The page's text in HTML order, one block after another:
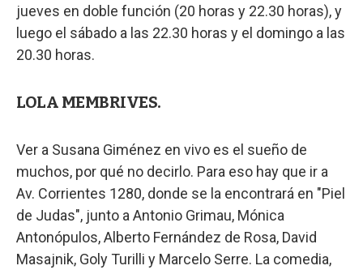
jueves en doble función (20 horas y 22.30 horas), y
luego el sábado a las 22.30 horas y el domingo a las
20.30 horas.
LOLA MEMBRIVES.
Ver a Susana Giménez en vivo es el sueño de
muchos, por qué no decirlo. Para eso hay que ir a
Av. Corrientes 1280, donde se la encontrará en "Piel
de Judas", junto a Antonio Grimau, Mónica
Antonópulos, Alberto Fernández de Rosa, David
Masajnik, Goly Turilli y Marcelo Serre. La comedia,